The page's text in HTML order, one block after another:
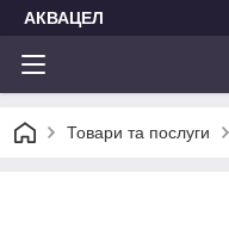
АКВАЦЕЛ
Товари та послуги